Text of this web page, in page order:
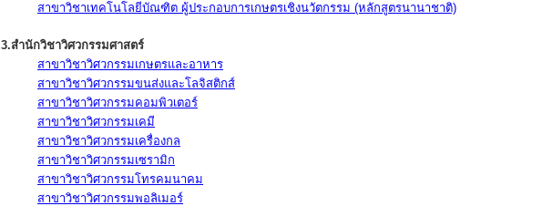
สาขาวิชาเทคโนโลยีบัณฑิต ผู้ประกอบการเกษตรเชิงนวัตกรรม (หลักสูตรนานาชาติ)
3.สำนักวิชาวิศวกรรมศาสตร์
สาขาวิชาวิศวกรรมเกษตรและอาหาร
สาขาวิชาวิศวกรรมขนส่งและโลจิสติกส์
สาขาวิชาวิศวกรรมคอมพิวเตอร์
สาขาวิชาวิศวกรรมเคมี
สาขาวิชาวิศวกรรมเครื่องกล
สาขาวิชาวิศวกรรมเซรามิก
สาขาวิชาวิศวกรรมโทรคมนาคม
สาขาวิชาวิศวกรรมพอลิเมอร์